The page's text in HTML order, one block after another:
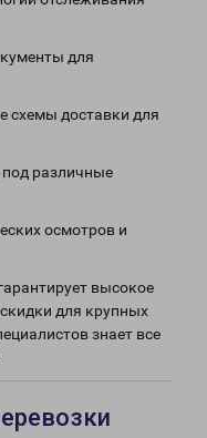
для
схемы доставки для
под различные
осмотров и
высокое
для крупных
знает все